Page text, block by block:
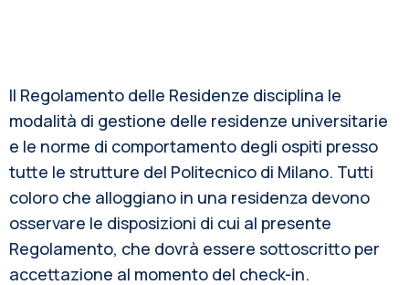
Il Regolamento delle Residenze disciplina le
modalità di gestione delle residenze universitarie
e le norme di comportamento degli ospiti presso
tutte le strutture del Politecnico di Milano. Tutti
coloro che alloggiano in una residenza devono
osservare le disposizioni di cui al presente
Regolamento, che dovrà essere sottoscritto per
accettazione al momento del check-in.